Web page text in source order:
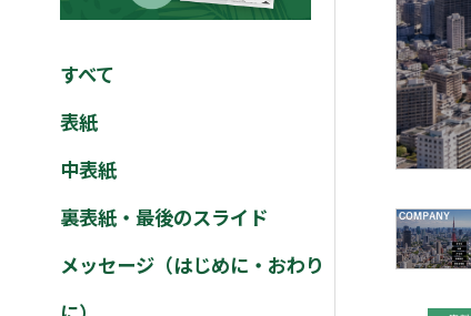
すべて
表紙
中表紙
裏表紙・最後のスライド
メッセージ（はじめに・おわり